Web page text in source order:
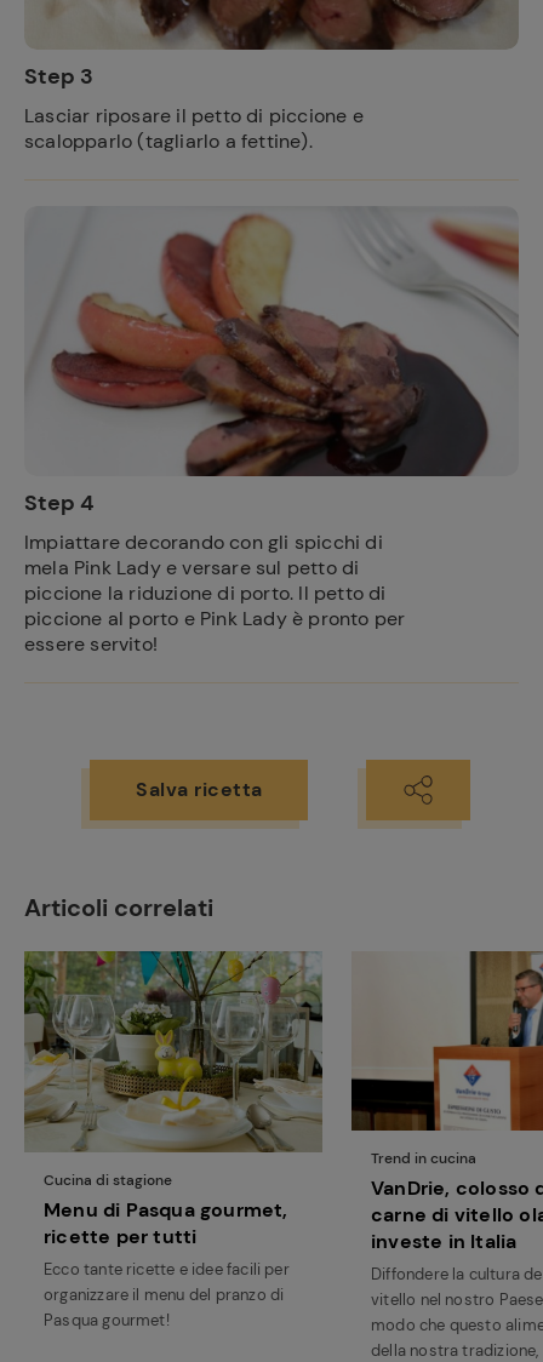
Step 3
Lasciar riposare il petto di piccione e
scalopparlo (tagliarlo a fettine).
Step 4
Impiattare decorando con gli spicchi di
mela Pink Lady e versare sul petto di
piccione la riduzione di porto. Il petto di
piccione al porto e Pink Lady è pronto per
essere servito!
Salva ricetta
Articoli correlati
Cucina di stagione
Menu di Pasqua gourmet,
ricette per tutti
Ecco tante ricette e idee facili per
organizzare il menu del pranzo di
Pasqua gourmet!
Trend in cucina
VanDrie, colosso
carne di vitello
investe in Italia
Diffondere la cultura
vitello nel nostro
modo che questo
della nostra
Ricette
preferite